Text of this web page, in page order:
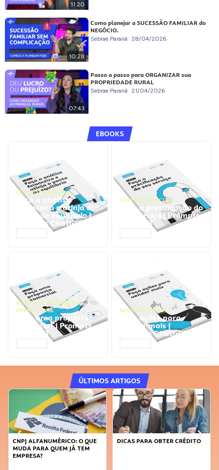
11:20
10:28
Como planejar a SUCESSÃO FAMILIAR do
NEGÓCIO.
Sebrae Paraná 28/04/2026
07:43
Passo a passo para ORGANIZAR sua
PROPRIEDADE RURAL
Sebrae Paraná 21/04/2026
EBOOKS
GESTÃO FINANCEIRA
Faça a análise
financeira e atinja o
ponto de equilíbrio |
Prompts ChatGPT
GESTÃO FINANCEIRA
Faça a precificação do
seu serviço | Prompts
ChatGPT
NEGÓCIOS, PROCESSOS
EMPRESARIAIS
Faça uma proposta
comercial | Prompts
ChatGPT
NEGÓCIOS, VENDAS
Faça ações para
vender mais |
Prompts ChatGPT
ÚLTIMOS ARTIGOS
DICAS PARA OBTER CRÉDITO
FAÇA A DIFERENÇA: SEJA